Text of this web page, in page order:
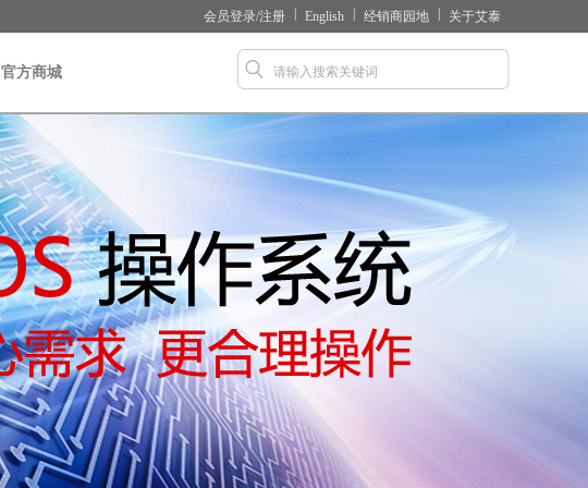
会员登录/注册 English 经销商园地 关于艾泰
官方商城